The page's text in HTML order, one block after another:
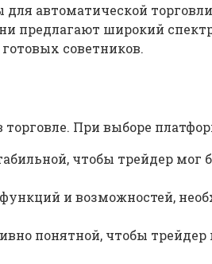
автоматической
предлагают широкий
советников.
При выборе
чтобы трейдер мог
и возможностей,
понятной, чтобы